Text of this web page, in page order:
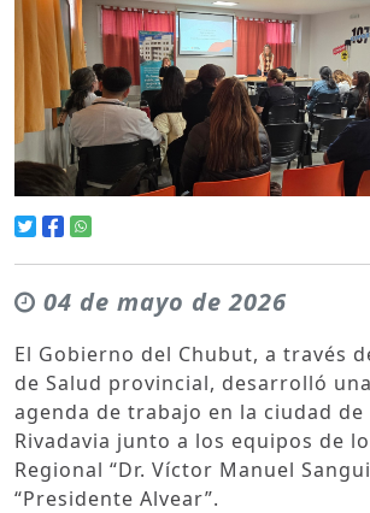
04 de mayo de 2026
El Gobierno del Chubut, a través
de Salud provincial, desarrolló
agenda de trabajo en la ciudad de
Rivadavia junto a los equipos de
Regional “Dr. Víctor Manuel
“Presidente Alvear”.